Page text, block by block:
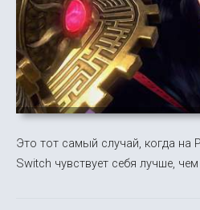
Это тот самый случай, когда на
Switch чувствует себя лучше,